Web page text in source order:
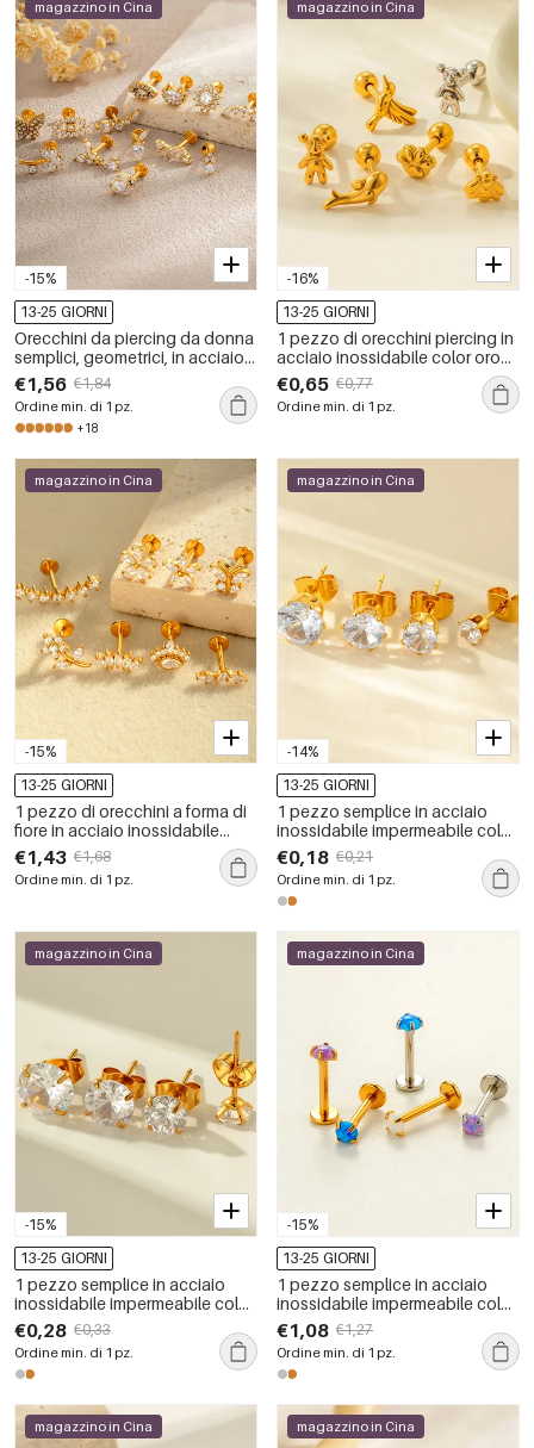
-15%
magazzino in Cina
13-25 GIORNI
Orecchini da piercing da donna
semplici, geometrici, in acciaio
inossidabile, impermeabili, color
oro, con zirconi
€1,56 €1,84
Ordine min. di 1 pz.
+18
-16%
magazzino in Cina
13-25 GIORNI
1 pezzo di orecchini piercing in
acciaio inossidabile color oro
impermeabile
€0,65 €0,77
Ordine min. di 1 pz.
-15%
magazzino in Cina
13-25 GIORNI
1 pezzo di orecchini a forma di
fiore in acciaio inossidabile
impermeabile color oro con
zirconi
€1,43 €1,68
Ordine min. di 1 pz.
-14%
magazzino in Cina
13-25 GIORNI
1 pezzo semplice in acciaio
inossidabile impermeabile color
oro con zircone piercing
orecchino
€0,18 €0,21
Ordine min. di 1 pz.
-15%
magazzino in Cina
13-25 GIORNI
1 pezzo semplice in acciaio
inossidabile impermeabile color
oro con zircone piercing
orecchino
€0,28 €0,33
Ordine min. di 1 pz.
-15%
magazzino in Cina
13-25 GIORNI
1 pezzo semplice in acciaio
inossidabile impermeabile color
oro con zircone piercing
orecchino
€1,08 €1,27
Ordine min. di 1 pz.
magazzino in Cina magazzino in Cina